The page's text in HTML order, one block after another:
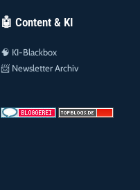
🤖 Content & KI
🧠 KI-Blackbox
📨 Newsletter Archiv